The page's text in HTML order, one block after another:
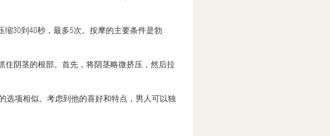
30到40秒，最多5次。按摩的主要条件是勃
住阴茎的根部。首先，将阴茎略微挤压，然后拉
选项相似。考虑到他的喜好和特点，男人可以独